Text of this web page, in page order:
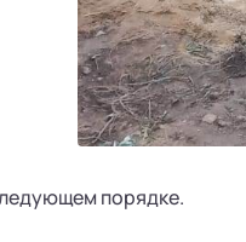
порядке.